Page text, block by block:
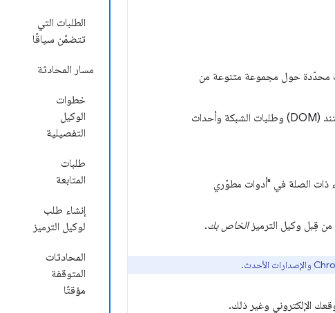
الطلبات التي
تتضمّن سياقًا
مسار المحادثة
خطوات
الوكيل
التفصيلية
طلبات
المتابعة
إنشاء طلب
لوكيل الترميز
المحادثات
المتوقفة
مؤقتًا
محدّدة حول مجموعة متنوعة من
يضيّق نطاق البحث تلقائيًا ويختار سياقًا محدّدًا لتتحدث عنه، مثل عناصر نموذج المستند (DOM) وطلبات الشبكة وأحداث
ذات الصلة في "أدوات مطوّري
من قِبل وكيل الترميزالخاص بك.
الإلكتروني وغير ذلك.